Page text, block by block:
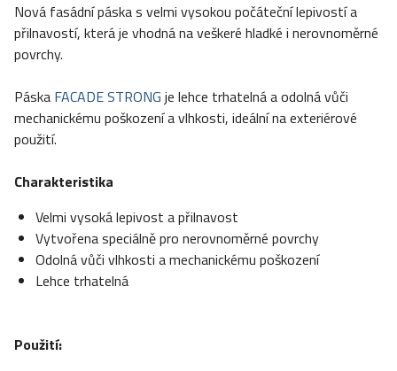
Nová fasádní páska s velmi vysokou počáteční lepivostí a
přilnavostí, která je vhodná na veškeré hladké i nerovnoměrné
povrchy.
Páska FACADE STRONG je lehce trhatelná a odolná vůči
mechanickému poškození a vlhkosti, ideální na exteriérové
použití.
Charakteristika
Velmi vysoká lepivost a přilnavost
Vytvořena speciálně pro nerovnoměrné povrchy
Odolná vůči vlhkosti a mechanickému poškození
Lehce trhatelná
Použití: